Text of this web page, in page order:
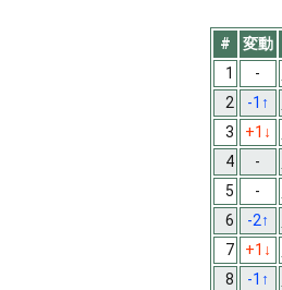
# 変動
1
-
2
-1 ↑
3
+1 ↓
4
-
5
-
6
-2↑
7
+1 ↓
8
-1 ↑